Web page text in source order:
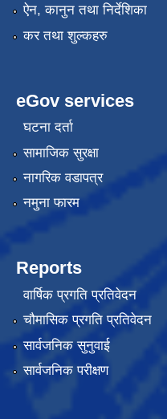
ऐन, कानुन तथा निर्देशिका
कर तथा शुल्कहरु
eGov services
घटना दर्ता
सामाजिक सुरक्षा
नागरिक वडापत्र
नमुना फारम
Reports
वार्षिक प्रगति प्रतिवेदन
चौमासिक प्रगति प्रतिवेदन
सार्वजनिक सुनुवाई
सार्वजनिक परीक्षण